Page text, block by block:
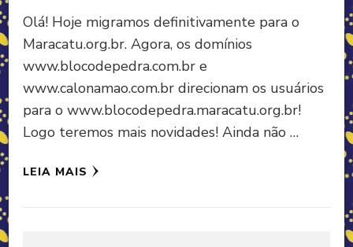
Olá! Hoje migramos definitivamente para o
Maracatu.org.br. Agora, os domínios
www.blocodepedra.com.br e
www.calonamao.com.br direcionam os usuários
para o www.blocodepedra.maracatu.org.br!
Logo teremos mais novidades! Ainda não …
LEIA MAIS